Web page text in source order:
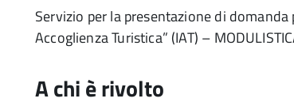
Servizio per la presentazione di
Accoglienza Turistica” (IAT) –
A chi è rivolto